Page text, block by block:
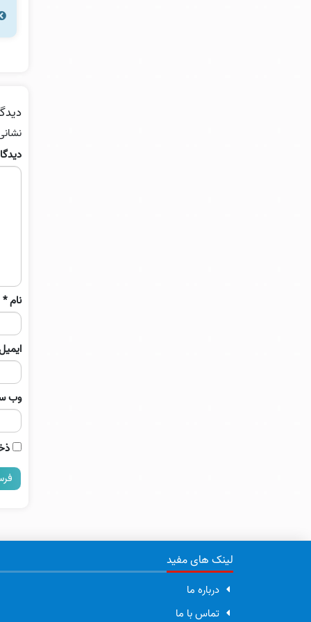
نام*
وب‌
لینک های مفید
درباره ما
تماس با ما